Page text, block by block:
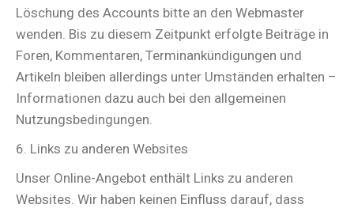
Löschung des Accounts bitte an den Webmaster
wenden. Bis zu diesem Zeitpunkt erfolgte Beiträge in
Foren, Kommentaren, Terminankündigungen und
Artikeln bleiben allerdings unter Umständen erhalten –
Informationen dazu auch bei den allgemeinen
Nutzungsbedingungen.
6. Links zu anderen Websites
Unser Online-Angebot enthält Links zu anderen
Websites. Wir haben keinen Einfluss darauf, dass